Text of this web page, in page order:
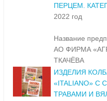
ПЕРЦЕМ.
2022 год
Название
АО ФИРМА
ТКАЧЁВА
ИЗДЕЛИЯ
«ITALIANO»
ТРАВАМИ И